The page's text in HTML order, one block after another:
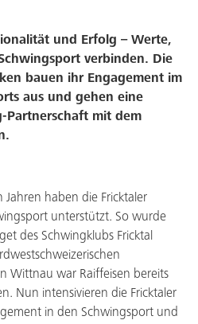
und Erfolg – Werte,
verbinden. Die
bauen ihr Engagement im
aus und gehen eine
Partnerschaft mit dem
Jahren haben die Fricktaler
unterstützt. So wurde
des Schwingklubs Fricktal
Wittnau war Raiffeisen bereits
Nun intensivieren die Fricktaler
in den Schwingsport und